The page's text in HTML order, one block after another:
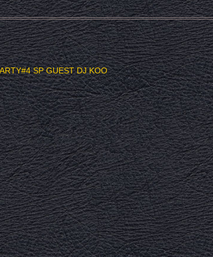
ーションSP GUEST DJ KOO